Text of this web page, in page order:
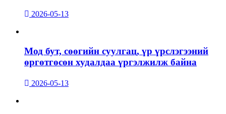
2026-05-13
Мод бут, сөөгийн суулгац, үр үрслэгээний
өргөтгөсөн худалдаа үргэлжилж байна
2026-05-13